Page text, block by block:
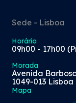
Sede - Lisboa
Horário
09h00 - 17h00
Morada
Avenida
1049-013 Lisboa
Mapa